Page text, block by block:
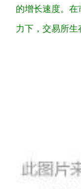
的增长速度。
力下，交易所生